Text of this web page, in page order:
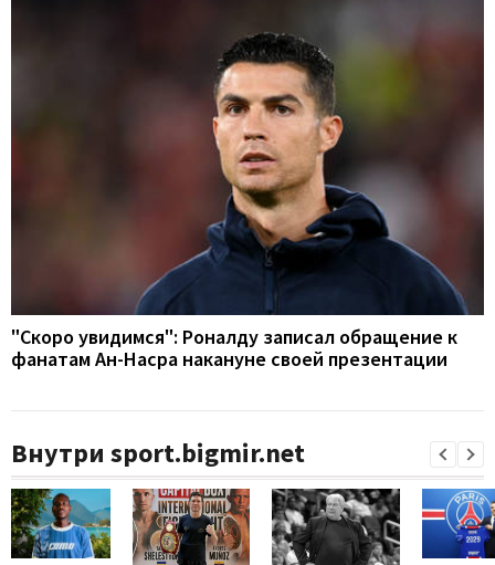
"Скоро увидимся": Роналду записал обращение к
фанатам Ан-Насра накануне своей презентации
Внутри sport.bigmir.net